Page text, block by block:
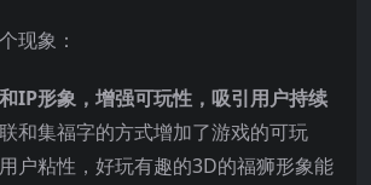
现象：
IP形象，增强可玩性，吸引用户持续
和集福字的方式增加了游戏的可玩
户粘性，好玩有趣的3D的福狮形象能